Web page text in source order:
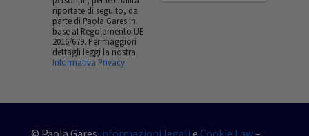
riportate di seguito, da
parte di Paola Gares in
base al Regolamento UE
2016/679. Per maggiori
dettagli leggi la nostra
Informativa Privacy
© Paola Gares informazioni legali e Cookie Law–